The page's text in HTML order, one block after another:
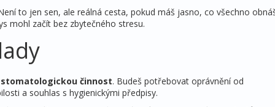
to jen sen, ale reálná cesta, pokud máš jasno, co všechno
mohl začít bez zbytečného stresu.
stomatologickou činnost. Budeš potřebovat oprávnění od
a souhlas s hygienickými předpisy.